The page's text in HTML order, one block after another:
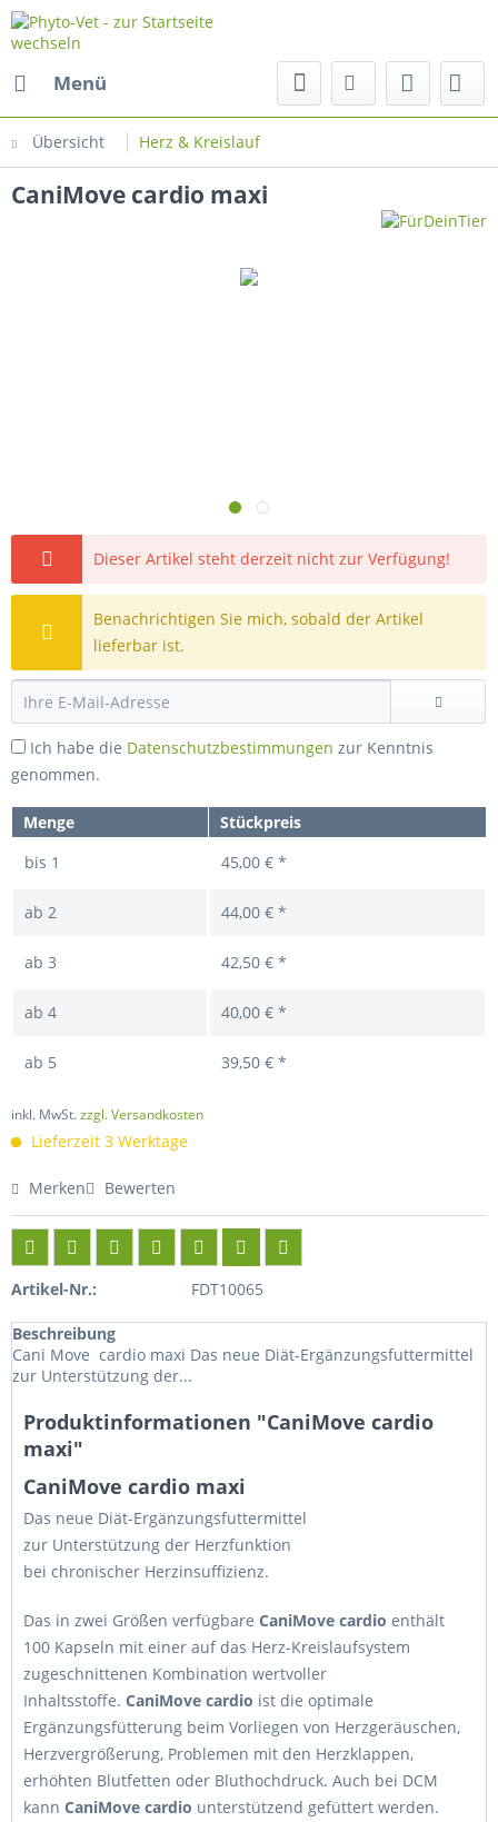
Menü
Übersicht Herz & Kreislauf
CaniMove cardio maxi
Dieser Artikel steht derzeit nicht zur Verfügung!
Benachrichtigen Sie mich, sobald der Artikel
lieferbar ist.
Ich habe die Datenschutzbestimmungen zur Kenntnis
genommen.
Menge
Stückpreis
bis 1 45,00 € *
ab 2 44,00 € *
ab 3 42,50 € *
ab 4 40,00 € *
ab 5 39,50 € *
inkl. MwSt.zzgl. Versandkosten
Lieferzeit 3 Werktage
Merken Bewerten
Artikel-Nr.: FDT10065
Beschreibung
Cani Move cardio maxi Das neue Diät-Ergänzungsfuttermittel
zur Unterstützung der...
Produktinformationen "CaniMove cardio
maxi"
CaniMove cardio maxi
Das neue Diät-Ergänzungsfuttermittel
zur Unterstützung der Herzfunktion
bei chronischer Herzinsuffizienz.
Das in zwei Größen verfügbare CaniMove cardio enthält
100 Kapseln mit einer auf das Herz-Kreislaufsystem
zugeschnittenen Kombination wertvoller
Inhaltsstoffe. CaniMove cardio ist die optimale
Ergänzungsfütterung beim Vorliegen von Herzgeräuschen,
Herzvergrößerung, Problemen mit den Herzklappen,
erhöhten Blutfetten oder Bluthochdruck. Auch bei DCM
kann CaniMove cardio unterstützend gefüttert werden.